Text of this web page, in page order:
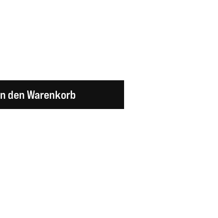
Wert ein oder benutze die Schaltflächen
den Warenkorb